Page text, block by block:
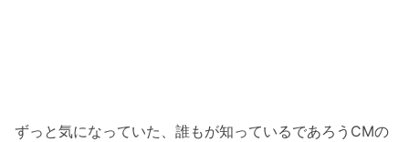
ずっと気になっていた、誰もが知っているであろうCMの